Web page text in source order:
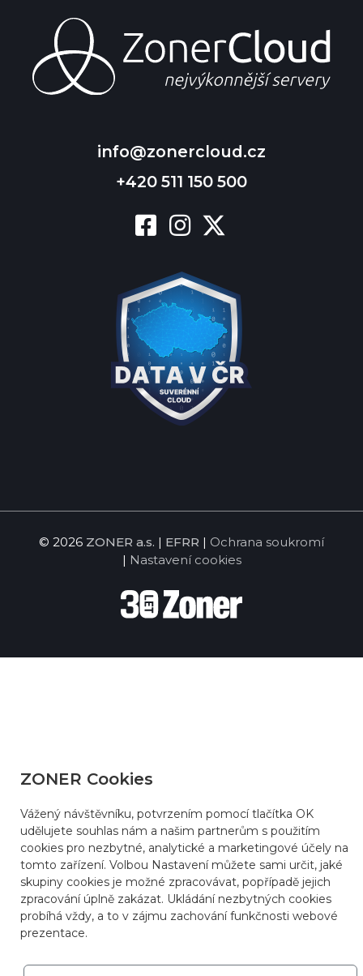
info@zonercloud.cz
+420 511 150 500
© 2026 ZONER a.s. | EFRR | Ochrana soukromí
| Nastavení cookies
ZONER Cookies
Vážený návštěvníku, potvrzením pomocí tlačítka OK
udělujete souhlas nám a našim partnerům s použitím
cookies pro nezbytné, analytické a marketingové účely na
tomto zařízení. Volbou Nastavení můžete sami určit, jaké
skupiny cookies je možné zpracovávat, popřípadě jejich
zpracování úplně zakázat. Ukládání nezbytných cookies
probíhá vždy, a to v zájmu zachování funkčnosti webové
prezentace.